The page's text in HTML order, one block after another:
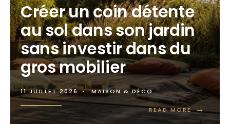
Créer un coin détente
au sol dans son jardin
sans investir dans du
gros mobilier
11 JUILLET 2026 • MAISON & DÉCO
READ MORE →